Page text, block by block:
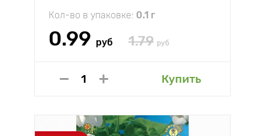
Кол-во в упаковке: 0.1 г
0.99 руб 1.79 руб
Купить